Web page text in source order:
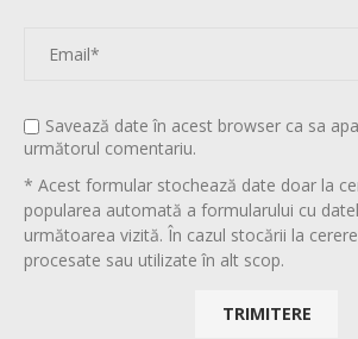
Savează date în acest browser ca sa
următorul comentariu.
* Acest formular stochează date doar la
popularea automată a formularului cu
următoarea vizită. În cazul stocării la
procesate sau utilizate în alt scop.